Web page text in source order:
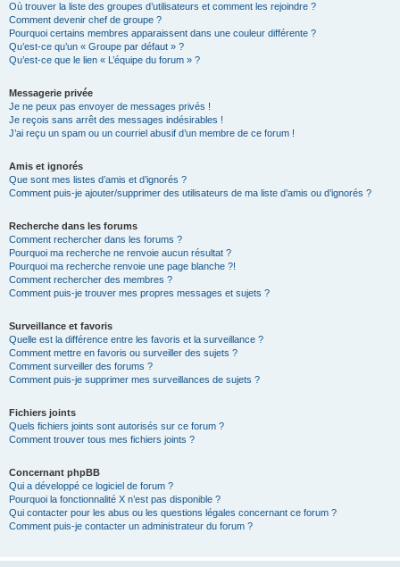
Où trouver la liste des groupes d’utilisateurs et comment les rejoindre ?
Comment devenir chef de groupe ?
Pourquoi certains membres apparaissent dans une couleur différente ?
Qu’est-ce qu’un « Groupe par défaut » ?
Qu’est-ce que le lien « L’équipe du forum » ?
Messagerie privée
Je ne peux pas envoyer de messages privés !
Je reçois sans arrêt des messages indésirables !
J’ai reçu un spam ou un courriel abusif d’un membre de ce forum !
Amis et ignorés
Que sont mes listes d’amis et d’ignorés ?
Comment puis-je ajouter/supprimer des utilisateurs de ma liste d’amis ou d’ignorés ?
Recherche dans les forums
Comment rechercher dans les forums ?
Pourquoi ma recherche ne renvoie aucun résultat ?
Pourquoi ma recherche renvoie une page blanche ?!
Comment rechercher des membres ?
Comment puis-je trouver mes propres messages et sujets ?
Surveillance et favoris
Quelle est la différence entre les favoris et la surveillance ?
Comment mettre en favoris ou surveiller des sujets ?
Comment surveiller des forums ?
Comment puis-je supprimer mes surveillances de sujets ?
Fichiers joints
Quels fichiers joints sont autorisés sur ce forum ?
Comment trouver tous mes fichiers joints ?
Concernant phpBB
Qui a développé ce logiciel de forum ?
Pourquoi la fonctionnalité X n’est pas disponible ?
Qui contacter pour les abus ou les questions légales concernant ce forum ?
Comment puis-je contacter un administrateur du forum ?